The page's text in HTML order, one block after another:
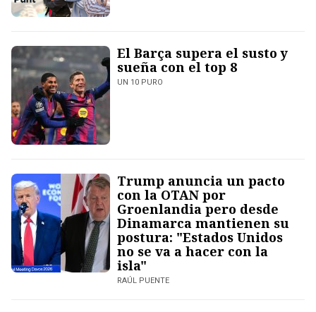
El Barça supera el susto y
sueña con el top 8
UN 10 PURO
Trump anuncia un pacto
con la OTAN por
Groenlandia pero desde
Dinamarca mantienen su
postura: "Estados Unidos
no se va a hacer con la
isla"
RAÚL PUENTE